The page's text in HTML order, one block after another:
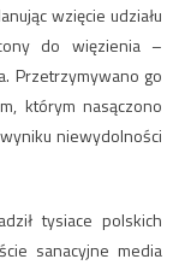
wzięcie udziału
do więzienia –
Przetrzymywano go
którym nasączono
niewydolności
tysiace polskich
sanacyjne media